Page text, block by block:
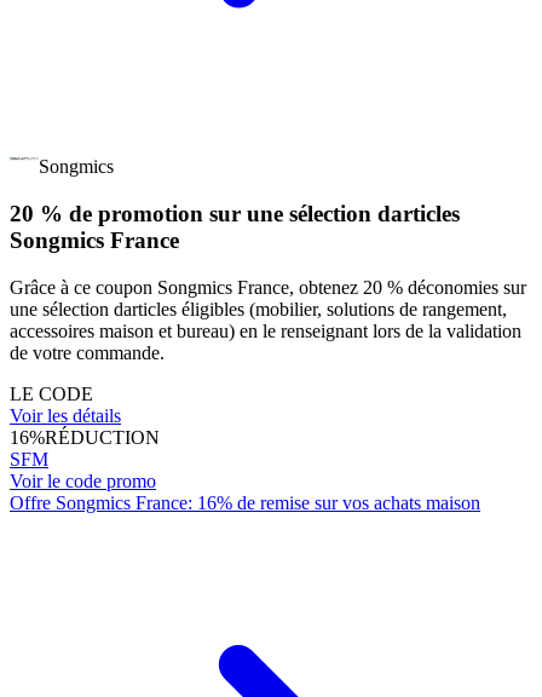
Songmics
20 % de promotion sur une sélection darticles
Songmics France
Grâce à ce coupon Songmics France, obtenez 20 % déconomies sur
une sélection darticles éligibles (mobilier, solutions de rangement,
accessoires maison et bureau) en le renseignant lors de la validation
de votre commande.
LE CODE
Voir les détails
16%RÉDUCTION
SFM
Voir le code promo
Offre Songmics France: 16% de remise sur vos achats maison